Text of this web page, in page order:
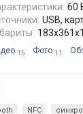
60
USB,
15 Фото 11
NFC